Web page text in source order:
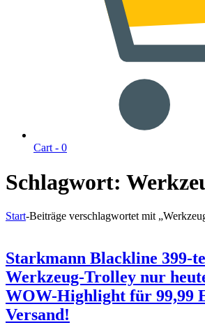
Cart - 0
Schlagwort:
Start-Beiträge verschlagwortet mit
Starkmann Blackline 399-
Werkzeug-Trolley nur
WOW-Highlight für 99,99
Versand!